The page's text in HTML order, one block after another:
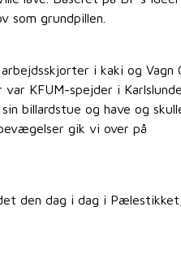
som grundpillen.
i kaki og Vagn
KFUM-spejder i Karlslunde.
billardstue og have og
gik vi over på
den dag i dag i Pælestikket,